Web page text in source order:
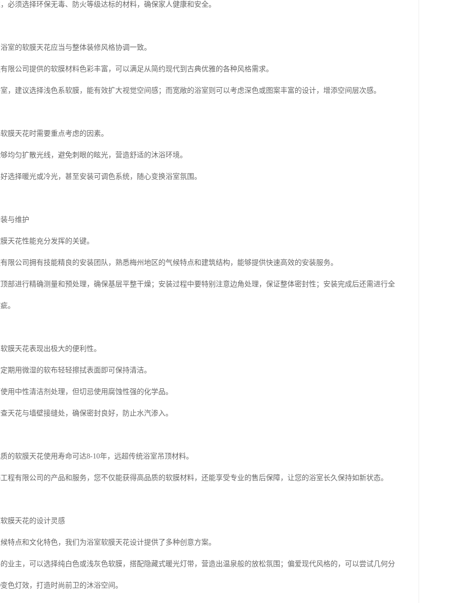
必须选择环保无毒、防火等级达标的材料，确保家人健康和安全。
室的软膜天花应当与整体装修风格协调一致。
限公司提供的软膜材料色彩丰富，可以满足从简约现代到古典优雅的各种风格需求。
，建议选择浅色系软膜，能有效扩大视觉空间感；而宽敞的浴室则可以考虑深色或图案丰富的设计，增添空间层次感。
膜天花时需要重点考虑的因素。
均匀扩散光线，避免刺眼的眩光，营造舒适的沐浴环境。
选择暖光或冷光，甚至安装可调色系统，随心变换浴室氛围。
与维护
天花性能充分发挥的关键。
限公司拥有技能精良的安装团队，熟悉梅州地区的气候特点和建筑结构，能够提供快速高效的安装服务。
部进行精确测量和预处理，确保基层平整干燥；安装过程中要特别注意边角处理，保证整体密封性；安装完成后还需进行全
。
膜天花表现出极大的便利性。
期用微湿的软布轻轻擦拭表面即可保持清洁。
用中性清洁剂处理，但切忌使用腐蚀性强的化学品。
天花与墙壁接缝处，确保密封良好，防止水汽渗入。
的软膜天花使用寿命可达8-10年，远超传统浴室吊顶材料。
程有限公司的产品和服务，您不仅能获得高品质的软膜材料，还能享受专业的售后保障，让您的浴室长久保持如新状态。
膜天花的设计灵感
特点和文化特色，我们为浴室软膜天花设计提供了多种创意方案。
业主，可以选择纯白色或浅灰色软膜，搭配隐藏式暖光灯带，营造出温泉般的放松氛围；偏爱现代风格的，可以尝试几何分
色灯效，打造时尚前卫的沐浴空间。